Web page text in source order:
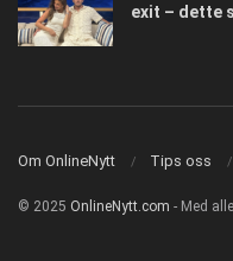
exit – dette
Om OnlineNytt Tips oss
© 2025 OnlineNytt.com - Med